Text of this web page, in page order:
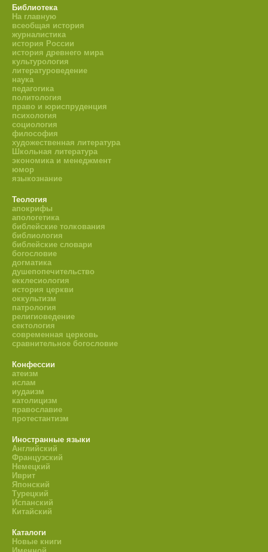
Библиотека
На главную
всеобщая история
журналистика
история России
история древнего мира
культурология
литературоведение
наука
педагогика
политология
право и юриспруденция
психология
социология
философия
художественная литература
Школьная литература
экономика и менеджмент
юмор
языкознание
Теология
апокрифы
апологетика
библейские толкования
библиология
библейские словари
богословие
догматика
душепопечительство
екклесиология
история церкви
оккультизм
патрология
религиоведение
сектология
современная церковь
сравнительное богословие
Конфессии
атеизм
ислам
иудаизм
католицизм
православие
протестантизм
Иностранные языки
Английский
Французский
Немецкий
Иврит
Японский
Турецкий
Испанский
Китайский
Каталоги
Новые книги